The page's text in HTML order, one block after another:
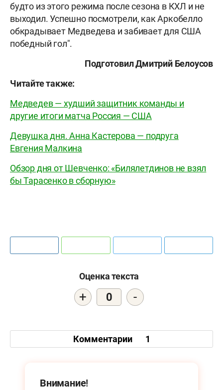
будто из этого режима после сезона в КХЛ и не
выходил. Успешно посмотрели, как Аркобелло
обкрадывает Медведева и забивает для США
победный гол".
Подготовил Дмитрий Белоусов
Читайте также:
Медведев — худший защитник команды и
другие итоги матча Россия — США
Девушка дня. Анна Кастерова — подруга
Евгения Малкина
Обзор дня от Шевченко: «Билялетдинов не взял
бы Тарасенко в сборную»
Оценка текста
+ 0 -
Комментарии 1
Внимание!